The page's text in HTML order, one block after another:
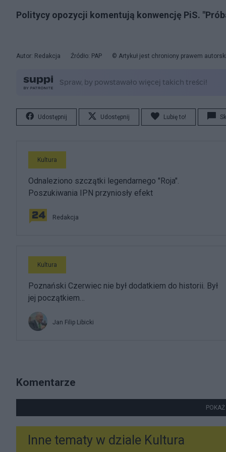
Politycy opozycji komentują konwencję PiS.
Autor: Redakcja Źródło: PAP © Artykuł jest chroniony prawem
Udostępnij Udostępnij Lubię to!
Kultura
Odnaleziono szczątki legendarnego "Roja".
Poszukiwania IPN przyniosły efekt
Redakcja
Kultura
Poznański Czerwiec nie był dodatkiem do historii. Był
jej początkiem…
Jan Filip Libicki
Komentarze
Inne tematy w dziale Kultura